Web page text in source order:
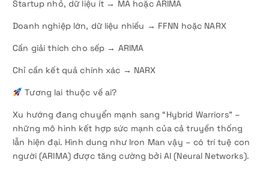
Startup nhỏ, dữ liệu ít → MA hoặc ARIMA
Doanh nghiệp lớn, dữ liệu nhiều → FFNN hoặc NARX
Cần giải thích cho sếp → ARIMA
Chỉ cần kết quả chính xác → NARX
Tương lai thuộc về ai?
Xu hướng đang chuyển mạnh sang “Hybrid Warriors” –
những mô hình kết hợp sức mạnh của cả truyền thống
lẫn hiện đại. Hình dung như Iron Man vậy – có trí tuệ con
người (ARIMA) được tăng cường bởi AI (Neural Networks).